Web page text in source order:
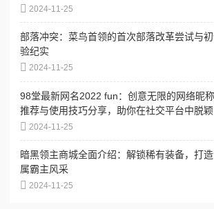
2024-11-25
部落冲突：菜鸟首领的首次部落改革尝试与
验纪实
2024-11-25
98堂最新网名2022 fun：创意无限的网络昵称
推荐与使用技巧分享，助你在社交平台中脱颖
出 2024-11-25
暗黑领主商城全面介绍：解锁稀有装备，打
属霸主风采
2024-11-25